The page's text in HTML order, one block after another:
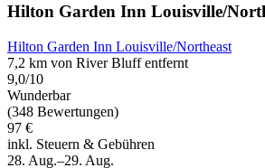
Hilton Garden Inn Louisville/
Hilton Garden Inn Louisville/Northeast
7,2 km von River Bluff entfernt
9,0/10
Wunderbar
(348 Bewertungen)
97 €
inkl. Steuern & Gebühren
28. Aug.–29. Aug.